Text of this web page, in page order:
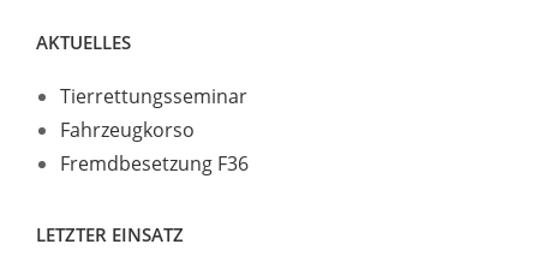
AKTUELLES
Tierrettungsseminar
Fahrzeugkorso
Fremdbesetzung F36
LETZTER EINSATZ